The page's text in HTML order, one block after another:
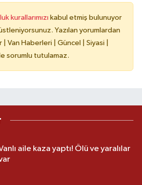
kurallarımızı kabul etmiş bulunuyor
Yazılan yorumlardan
| Van Haberleri | Güncel | Siyasi |
sorumlu tutulamaz.
aile kaza yaptı! Ölü ve yaralılar